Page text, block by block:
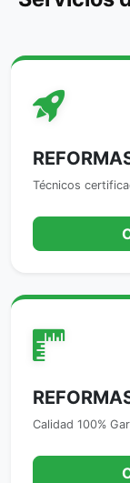
Técnicos
Calidad 100%